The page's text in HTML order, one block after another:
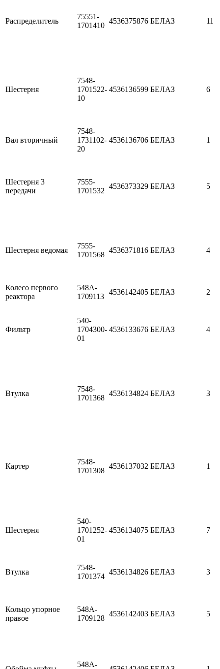
Распределитель
75551-
1701410
4536375876 БЕЛАЗ 11
Шестерня
7548-
1701522-
10
4536136599 БЕЛАЗ 6
Вал вторичный
7548-
1731102-
20
4536136706 БЕЛАЗ 1
Шестерня 3
передачи
7555-
1701532
4536373329 БЕЛАЗ 5
Шестерня ведомая
7555-
1701568
4536371816 БЕЛАЗ 4
Колесо первого
реактора
548A-
1709113
4536142405 БЕЛАЗ 2
Фильтр
540-
1704300-
01
4536133676 БЕЛАЗ 4
Втулка
7548-
1701368
4536134824 БЕЛАЗ 3
Картер
7548-
1701308
4536137032 БЕЛАЗ 1
Шестерня
540-
1701252-
01
4536134075 БЕЛАЗ 7
Втулка
7548-
1701374
4536134826 БЕЛАЗ 3
Кольцо упорное
правое
548A-
1709128
4536142403 БЕЛАЗ 5
548A-